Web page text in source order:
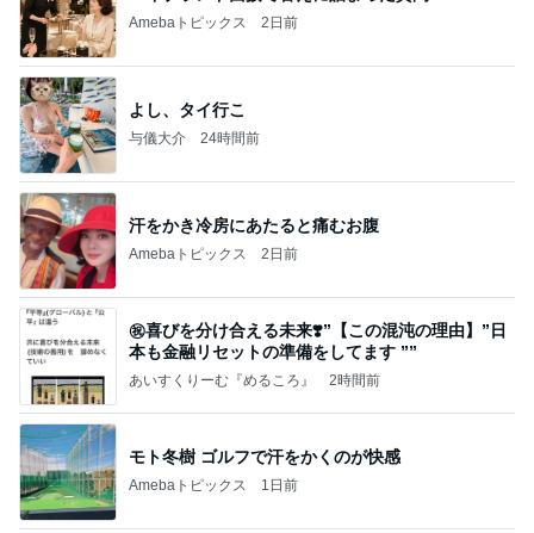
Amebaトピックス 2日前
よし、タイ行こ
与儀大介 24時間前
汗をかき冷房にあたると痛むお腹
Amebaトピックス 2日前
㊗️喜びを分け合える未来❣️”【この混沌の理由】”⽇
本も⾦融リセットの準備をしてます ””
あいすくりーむ『めるころ』 2時間前
モト冬樹 ゴルフで汗をかくのが快感
Amebaトピックス 1日前